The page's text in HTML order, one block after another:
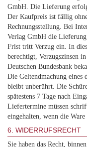
GmbH. Die Lieferung
Der Kaufpreis ist fällig
Rechnungsstellung. Bei
Verlag GmbH die
Frist tritt Verzug ein. In
berechtigt, Verzugszinsen
Deutschen Bundesbank
Die Geltendmachung eines
bleibt unberührt. Die
spätestens 7 Tage nach
Liefertermine müssen
eingehalten, wenn die
6 . WIDERRUFSRECHT
Sie haben das Recht,